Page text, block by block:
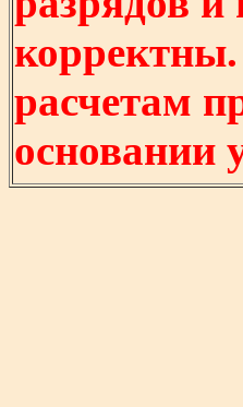
расчетам
основании